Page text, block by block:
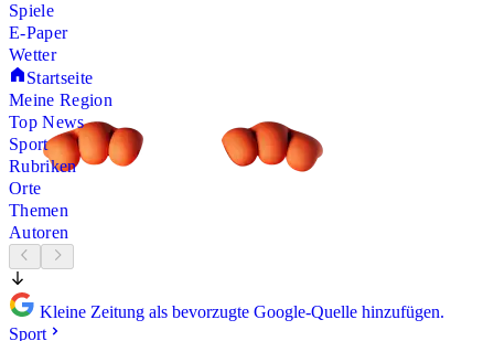
Spiele
E-Paper
Wetter
Startseite
Meine Region
Top News
Sport
Rubriken
Orte
Themen
Autoren
Kleine Zeitung als bevorzugte Google-Quelle hinzufügen.
Sport